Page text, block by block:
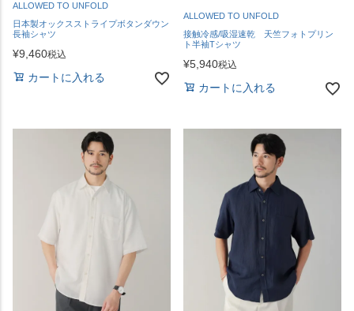
ALLOWED TO UNFOLD
日本製オックスストライプボタンダウン
長袖シャツ
¥9,460税込
カートに入れる
ALLOWED TO UNFOLD
接触冷感/吸湿速乾 天竺フォトプリン
ト半袖Tシャツ
¥5,940税込
カートに入れる